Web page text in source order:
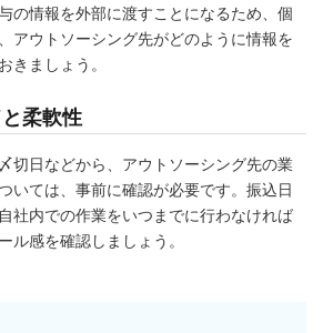
の情報を外部に渡すことになるため、個
アウトソーシング先がどのように情報を
きましょう。
柔軟性
切日などから、アウトソーシング先の業
いては、事前に確認が必要です。振込日
社内での作業をいつまでに行わなければ
ル感を確認しましょう。